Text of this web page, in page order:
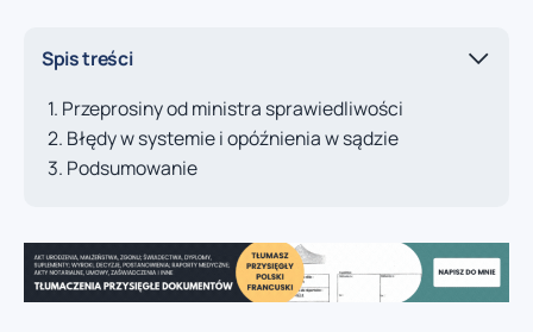
Spis treści
Przeprosiny od ministra sprawiedliwości
Błędy w systemie i opóźnienia w sądzie
Podsumowanie